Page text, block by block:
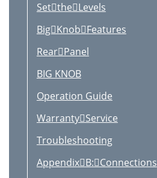
SettheLevels
BigKnobFeatures
RearPanel
BIG KNOB
Operation Guide
WarrantyService
Troubleshooting
AppendixB:Connections